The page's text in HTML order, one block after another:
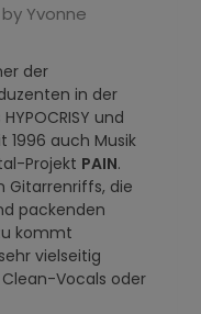
byYvonne
der
in der
und
1996 auch Musik
Projekt PAIN.
Gitarrenriffs, die
packenden
kommt
vielseitig
Vocals oder